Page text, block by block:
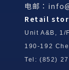
电邮：
Retail
Unit A&B, 1/
190-192
Tel: (852)